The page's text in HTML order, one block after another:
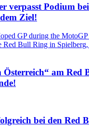
verpasst Podium
Ziel!
Österreich“ am Red
bei den Red